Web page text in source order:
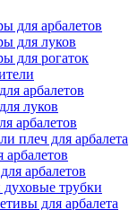
для арбалетов
для луков
для рогаток
арбалетов
луков
арбалетов
плеч для арбалета
арбалетов
духовые трубки
для арбалета